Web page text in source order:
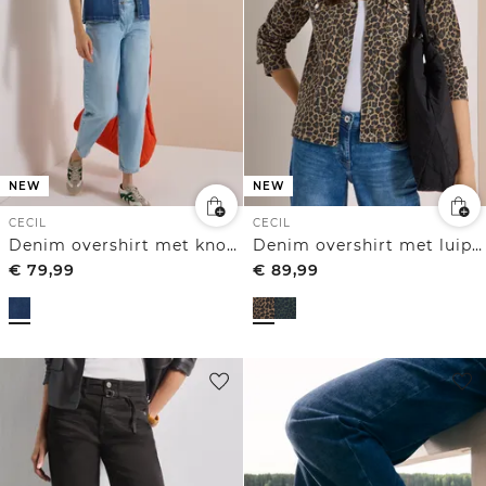
NEW
CECIL
Denim overshirt met knoopsluiting
€ 79,99
NEW
CECIL
Denim overshirt met luipaardprint
€ 89,99